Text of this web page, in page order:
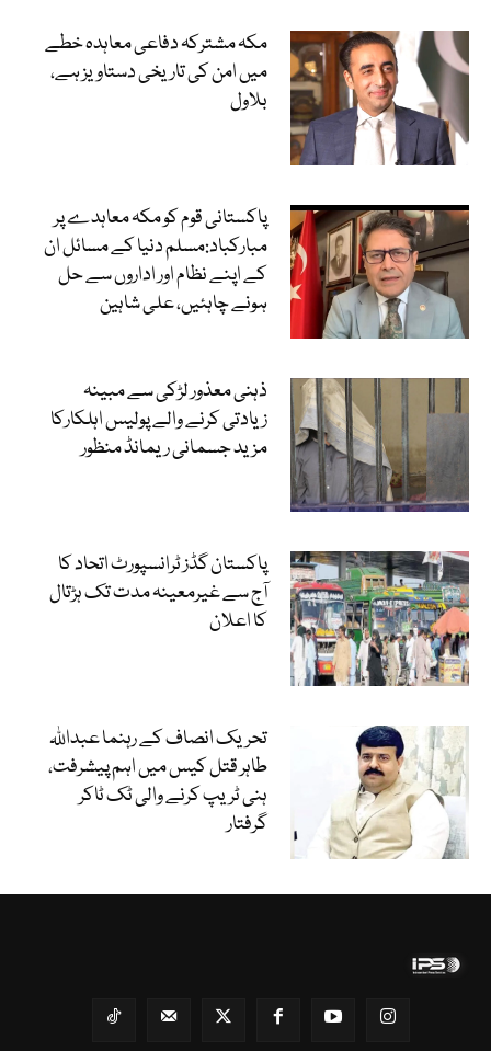
مکہ مشترکہ دفاعی معاہدہ خطے
میں امن کی تاریخی دستاویز ہے،
بلاول
پاکستانی قوم کو مکہ معاہدے پر
مبارکباد:مسلم دنیا کے مسائل ان
کے اپنے نظام اور اداروں سے حل
ہونے چاہئیں، علی شاہین
ذہنی معذور لڑکی سے مبینہ
زیادتی کرنے والے پولیس اہلکارکا
مزید جسمانی ریمانڈ منظور
پاکستان گڈز ٹرانسپورٹ اتحاد کا
آج سے غیرمعینہ مدت تک ہڑتال
کا اعلان
تحریک انصاف کے رہنما عبداللہ
طاہر قتل کیس میں اہم پیشرفت،
ہنی ٹریپ کرنے والی ٹک ٹاکر
گرفتار